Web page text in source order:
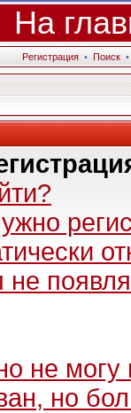
На
Регистрация • Поиск •
не
не могу
но